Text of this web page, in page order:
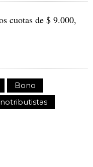
cuotas de $ 9.000,
Bono